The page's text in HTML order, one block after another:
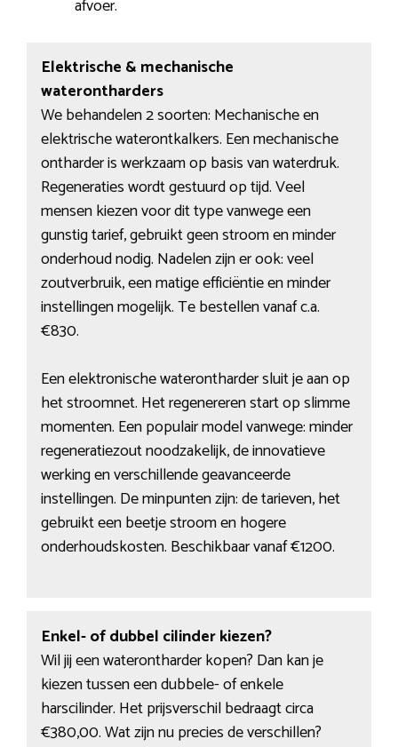
afvoer.
Elektrische & mechanische
waterontharders
We behandelen 2 soorten: Mechanische en
elektrische waterontkalkers. Een mechanische
ontharder is werkzaam op basis van waterdruk.
Regeneraties wordt gestuurd op tijd. Veel
mensen kiezen voor dit type vanwege een
gunstig tarief, gebruikt geen stroom en minder
onderhoud nodig. Nadelen zijn er ook: veel
zoutverbruik, een matige efficiëntie en minder
instellingen mogelijk. Te bestellen vanaf c.a.
€830.
Een elektronische waterontharder sluit je aan op
het stroomnet. Het regenereren start op slimme
momenten. Een populair model vanwege: minder
regeneratiezout noodzakelijk, de innovatieve
werking en verschillende geavanceerde
instellingen. De minpunten zijn: de tarieven, het
gebruikt een beetje stroom en hogere
onderhoudskosten. Beschikbaar vanaf €1200.
Enkel- of dubbel cilinder kiezen?
Wil jij een waterontharder kopen? Dan kan je
kiezen tussen een dubbele- of enkele
harscilinder. Het prijsverschil bedraagt circa
€380,00. Wat zijn nu precies de verschillen?